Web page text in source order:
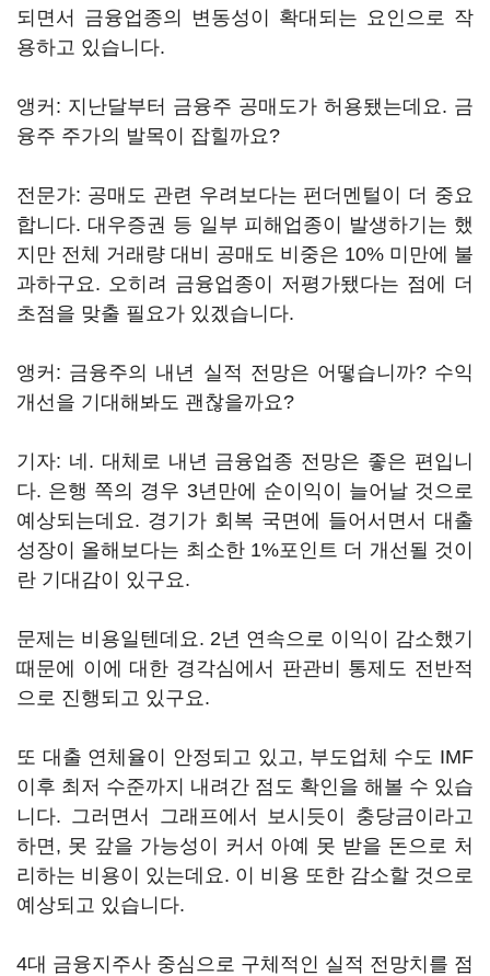
되면서 금융업종의 변동성이 확대되는 요인으로 작
용하고 있습니다.
앵커: 지난달부터 금융주 공매도가 허용됐는데요. 금
융주 주가의 발목이 잡힐까요?
전문가: 공매도 관련 우려보다는 펀더멘털이 더 중요
합니다. 대우증권 등 일부 피해업종이 발생하기는 했
지만 전체 거래량 대비 공매도 비중은 10% 미만에 불
과하구요. 오히려 금융업종이 저평가됐다는 점에 더
초점을 맞출 필요가 있겠습니다.
앵커: 금융주의 내년 실적 전망은 어떻습니까? 수익
개선을 기대해봐도 괜찮을까요?
기자: 네. 대체로 내년 금융업종 전망은 좋은 편입니
다. 은행 쪽의 경우 3년만에 순이익이 늘어날 것으로
예상되는데요. 경기가 회복 국면에 들어서면서 대출
성장이 올해보다는 최소한 1%포인트 더 개선될 것이
란 기대감이 있구요.
문제는 비용일텐데요. 2년 연속으로 이익이 감소했기
때문에 이에 대한 경각심에서 판관비 통제도 전반적
으로 진행되고 있구요.
또 대출 연체율이 안정되고 있고, 부도업체 수도 IMF
이후 최저 수준까지 내려간 점도 확인을 해볼 수 있습
니다. 그러면서 그래프에서 보시듯이 충당금이라고
하면, 못 갚을 가능성이 커서 아예 못 받을 돈으로 처
리하는 비용이 있는데요. 이 비용 또한 감소할 것으로
예상되고 있습니다.
4대 금융지주사 중심으로 구체적인 실적 전망치를 점